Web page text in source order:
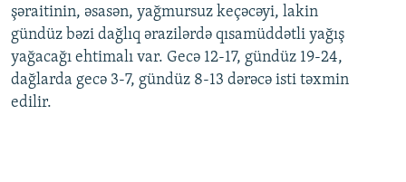
şəraitinin, əsasən, yağmursuz keçəcəyi, lakin
gündüz bəzi dağlıq ərazilərdə qısamüddətli yağış
yağacağı ehtimalı var. Gecə 12-17, gündüz 19-24,
dağlarda gecə 3-7, gündüz 8-13 dərəcə isti təxmin
edilir.